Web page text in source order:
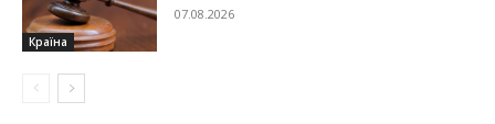
Країна
07.08.2026